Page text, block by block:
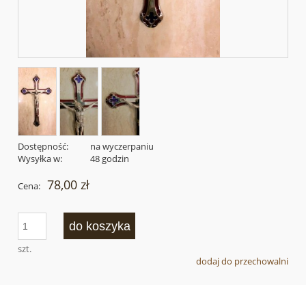
Dostępność:
na wyczerpaniu
Wysyłka w:
48 godzin
Cena: 78,00 zł
szt.
do koszyka
dodaj do przechowalni